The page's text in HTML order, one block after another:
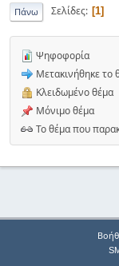
Πάνω Σελίδες 1
Ψηφοφορία
Μετακινήθηκε το
Κλειδωμένο θέμα
Μόνιμο θέμα
Το θέμα που